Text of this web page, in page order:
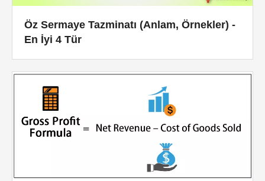
Öz Sermaye Tazminatı (Anlam, Örnekler) -
En İyi 4 Tür